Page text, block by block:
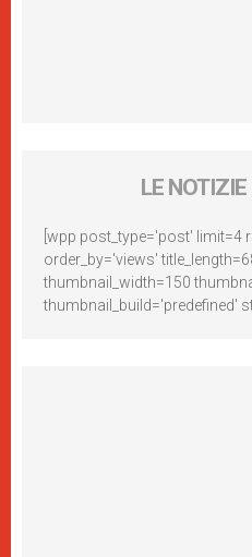
LE
[wpp post_type='post' limit=4
order_by='views'
thumbnail_width=150
thumbnail_build='predefined'